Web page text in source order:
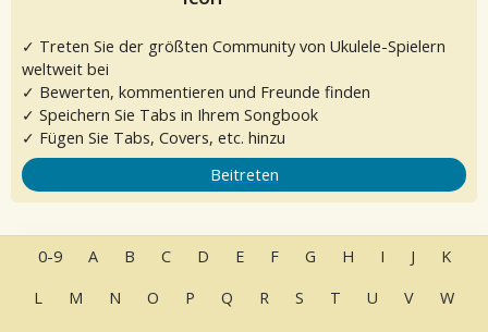
✓ Treten Sie der größten Community von Ukulele-Spielern
weltweit bei
✓ Bewerten, kommentieren und Freunde finden
✓ Speichern Sie Tabs in Ihrem Songbook
✓ Fügen Sie Tabs, Covers, etc. hinzu
Beitreten
0-9 A B C D E F G H I J
K
L
M N O P Q R S T U V
W